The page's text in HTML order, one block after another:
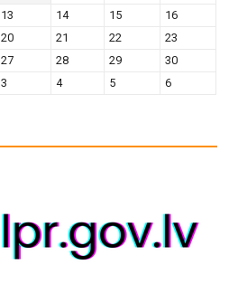
13 14 15
16
20 21 22
23
27 28 29
30
3 4 5 6